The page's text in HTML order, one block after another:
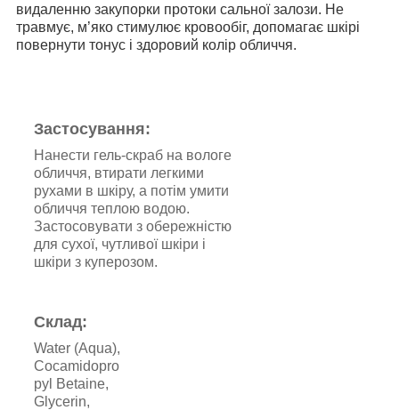
видаленню закупорки протоки сальної залози. Не
травмує, м’яко стимулює кровообіг, допомагає шкірі
повернути тонус і здоровий колір обличчя.
Застосування:
Нанести гель-скраб на вологе
обличчя, втирати легкими
рухами в шкіру, а потім умити
обличчя теплою водою.
Застосовувати з обережністю
для сухої, чутливої шкіри і
шкіри з куперозом.
Склад:
Water (Aqua),
Cocamidopro
pyl Betaine,
Glycerin,